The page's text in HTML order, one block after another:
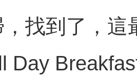
找到了，這
Day